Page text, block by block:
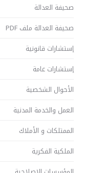
صحيفة العدالة
صحيفة العدالة ملف PDF
إستشارات قانونية
إستشارات عامة
الأحوال الشخصية
العمل والخدمة المدنية
الممتلكات و الأملاك
الملكية الفكرية